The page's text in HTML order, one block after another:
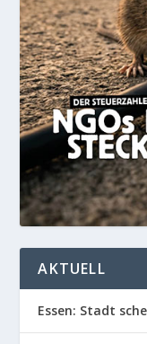
AKTUELL
Essen: Stadt